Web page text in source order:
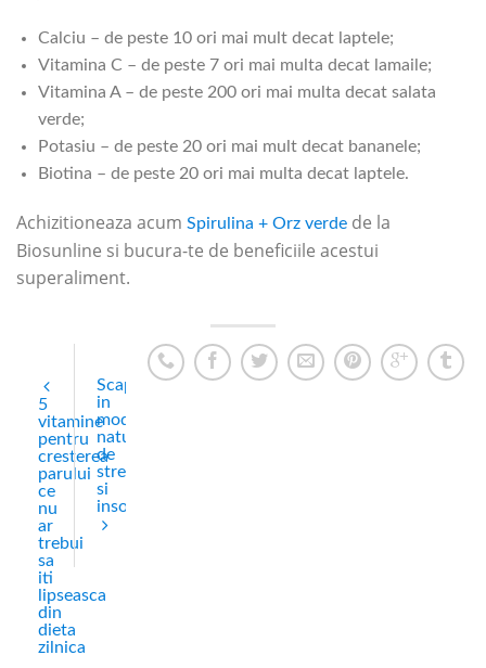
Calciu – de peste 10 ori mai mult decat laptele;
Vitamina C – de peste 7 ori mai multa decat lamaile;
Vitamina A – de peste 200 ori mai multa decat salata
verde;
Potasiu – de peste 20 ori mai mult decat bananele;
Biotina – de peste 20 ori mai multa decat laptele.
Achizitioneaza acum Spirulina + Orz verde de la
Biosunline si bucura-te de beneficiile acestui
superaliment.
5
vitamine
pentru
cresterea
parului
ce
nu
ar
trebui
sa
iti
lipseasca
din
dieta
zilnica
Scapa
in
mod
natural
de
stres
si
insomnie